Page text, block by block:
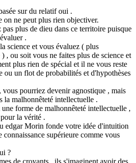
sur du relatif oui .
on ne peut plus rien objectiver.
plus de dieu dans ce territoire puisque
.
science et vous évaluez ( plus
, ou soit vous ne faites plus de science et
plus rien de spécial et il ne vous reste
ou un flot de probabilités et d'hypothèses
vous pourriez devenir agnostique , mais
la malhonnêteté intellectuelle .
forme de malhonnêteté intellectuelle ,
la vérité .
edgar Morin fonde votre idée d'intuition
connaissance supérieure comme vous
?
de croyants , ils s'imaginent avoir des